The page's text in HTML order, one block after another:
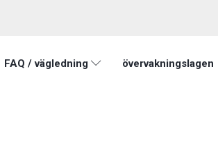
FAQ / vägledning övervakningslagen